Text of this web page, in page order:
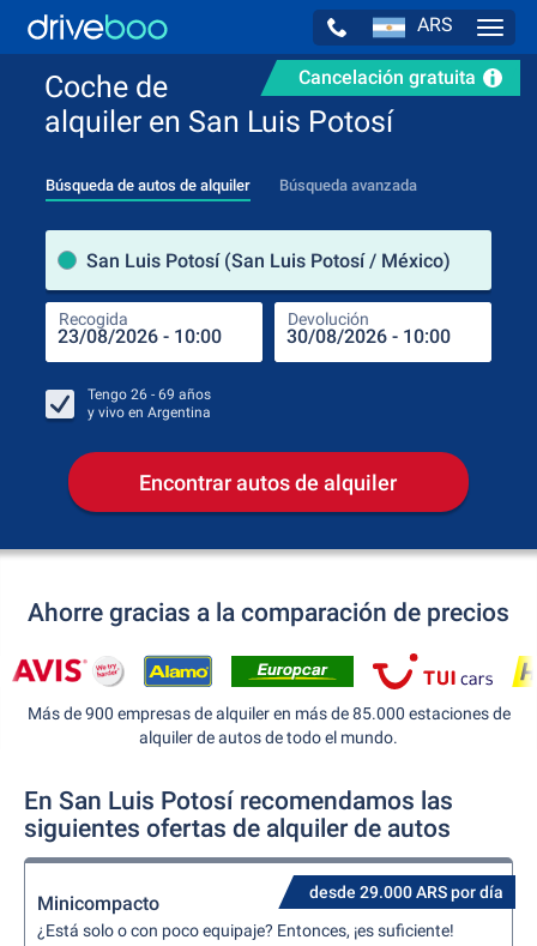
ARS
Cancelación gratuita
Coche de
alquiler en San Luis Potosí
Búsqueda de autos de alquiler Búsqueda avanzada
San Luis Potosí (San Luis Potosí / México)
Recogida Devolución
Tengo 26 - 69 años
y vivo en Argentina
Encontrar autos de alquiler
Ahorre gracias a la comparación de precios
Más de 900 empresas de alquiler en más de 85.000 estaciones de
alquiler de autos de todo el mundo.
En San Luis Potosí recomendamos las
siguientes ofertas de alquiler de autos
desde 29.000 ARS por día
Minicompacto
¿Está solo o con poco equipaje? Entonces, ¡es suficiente!